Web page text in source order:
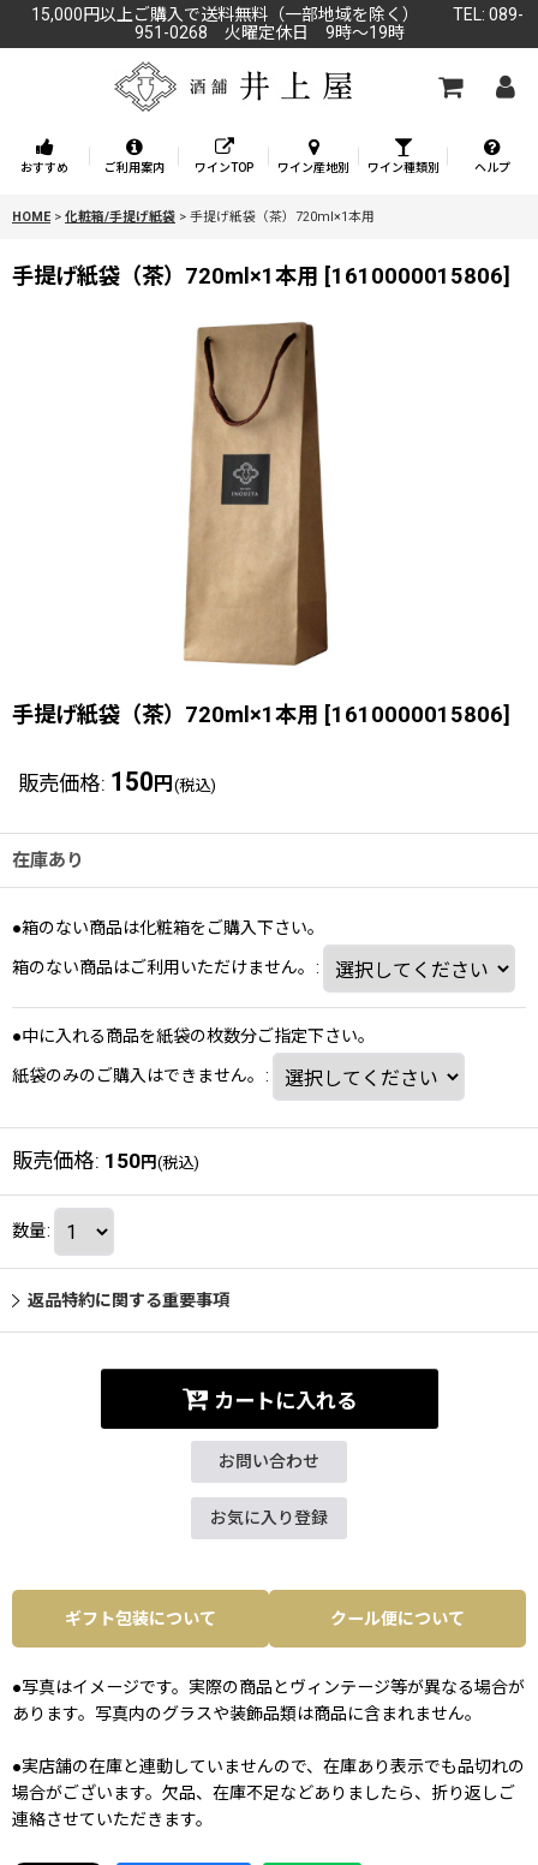
15,000円以上ご購入で送料無料（一部地域を除く） TEL: 089-
951-0268 火曜定休日 9時～19時
おすすめ ご利用案内 ワインTOP ワイン産地別 ワイン種類別 ヘルプ
HOME > 化粧箱/手提げ紙袋 > 手提げ紙袋（茶）720ml×1本用
手提げ紙袋（茶）720ml×1本用 [1610000015806]
手提げ紙袋（茶）720ml×1本用 [1610000015806]
販売価格: 150 円 (税込)
在庫あり
●箱のない商品は化粧箱をご購入下さい。
箱のない商品はご利用いただけません。 :
●中に入れる商品を紙袋の枚数分ご指定下さい。
紙袋のみのご購入はできません。 :
販売価格: 150円 (税込)
数量:
返品特約に関する重要事項
カートに入れる
お問い合わせ
お気に入り登録
ギフト包装について クール便について
●写真はイメージです。実際の商品とヴィンテージ等が異なる場合が
あります。写真内のグラスや装飾品類は商品に含まれません。
●実店舗の在庫と連動していませんので、在庫あり表示でも品切れの
場合がございます。欠品、在庫不足などありましたら、折り返しご
連絡させていただきます。